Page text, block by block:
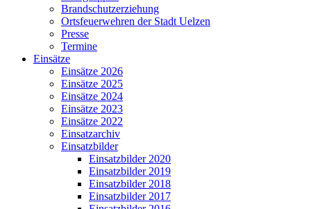
Brandschutzerziehung
Ortsfeuerwehren der Stadt Uelzen
Presse
Termine
Einsätze
Einsätze 2026
Einsätze 2025
Einsätze 2024
Einsätze 2023
Einsätze 2022
Einsatzarchiv
Einsatzbilder
Einsatzbilder 2020
Einsatzbilder 2019
Einsatzbilder 2018
Einsatzbilder 2017